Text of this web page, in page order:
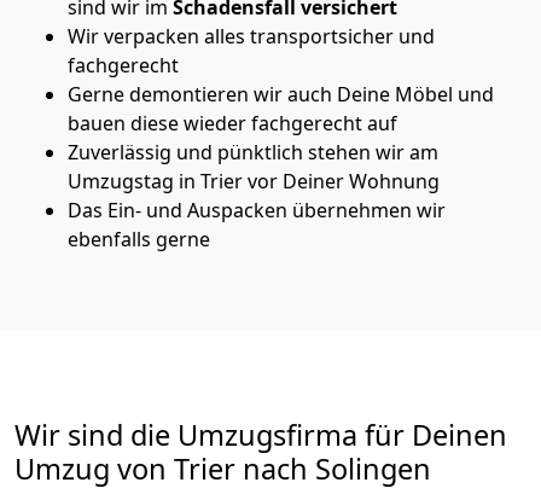
sind wir im Schadensfall versichert
Wir verpacken alles transportsicher und
fachgerecht
Gerne demontieren wir auch Deine Möbel und
bauen diese wieder fachgerecht auf
Zuverlässig und pünktlich stehen wir am
Umzugstag in Trier vor Deiner Wohnung
Das Ein- und Auspacken übernehmen wir
ebenfalls gerne
Wir sind die Umzugsfirma für Deinen
Umzug von Trier nach Solingen